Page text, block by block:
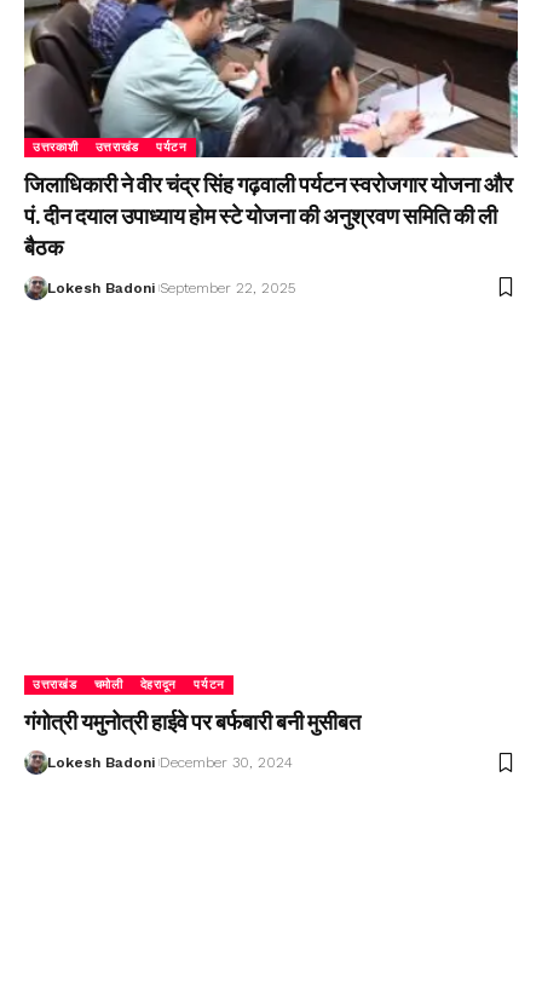
उत्तरकाशी उत्तराखंड पर्यटन
जिलाधिकारी ने वीर चंद्र सिंह गढ़वाली पर्यटन स्वरोजगार योजना और
पं. दीन दयाल उपाध्याय होम स्टे योजना की अनुश्रवण समिति की ली
बैठक
Lokesh Badoni September 22, 2025
उत्तराखंड चमोली देहरादून पर्यटन
गंगोत्री यमुनोत्री हाईवे पर बर्फबारी बनी मुसीबत
Lokesh Badoni December 30, 2024